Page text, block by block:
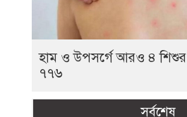
হাম ও উপসর্গে আরও ৪
৭৭৬
সর্বশেষ